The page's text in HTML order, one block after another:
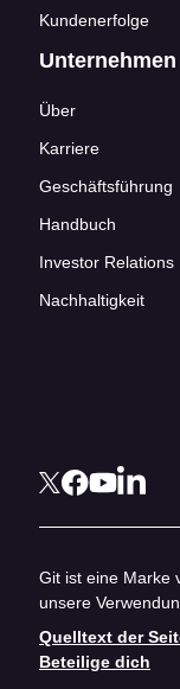
Kundenerfolge
Unternehmen
Über
Karriere
Geschäftsführung
Handbuch
Investor Relations
Nachhaltigkeit
Git ist eine Marke
unsere
Quelltext der
Beteilige dich